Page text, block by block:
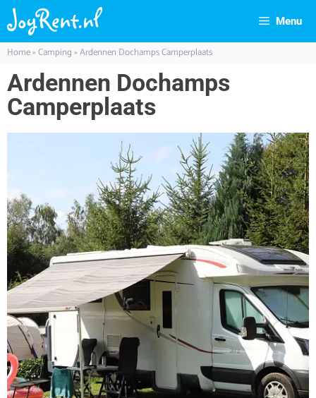
Menu
Home»Camping»Ardennen Dochamps Camperplaats
Ardennen Dochamps
Camperplaats